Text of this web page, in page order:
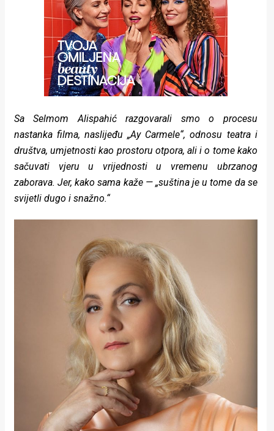
Sa Selmom Alispahić razgovarali smo o procesu
nastanka filma, naslijeđu „Ay Carmele“, odnosu teatra i
društva, umjetnosti kao prostoru otpora, ali i o tome kako
sačuvati vjeru u vrijednosti u vremenu ubrzanog
zaborava. Jer, kako sama kaže — „suština je u tome da se
svijetli dugo i snažno.“